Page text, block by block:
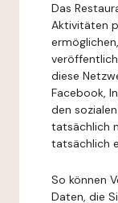
Das
Aktivitäten
diese
Facebook,
den
tatsächlich
tatsächlich
So können
Daten, die